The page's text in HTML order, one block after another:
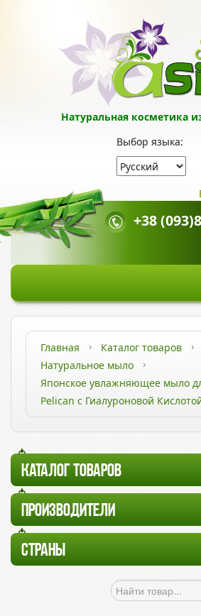
Натуральная косметика
Выбор языка:
+38
Главная
Каталог товаров
Натуральное мыло
Японское увлажняющее мыло
Pelican с Гиалуроновой
КАТАЛОГ ТОВАРОВ
ПРОИЗВОДИТЕЛИ
СТРАНЫ